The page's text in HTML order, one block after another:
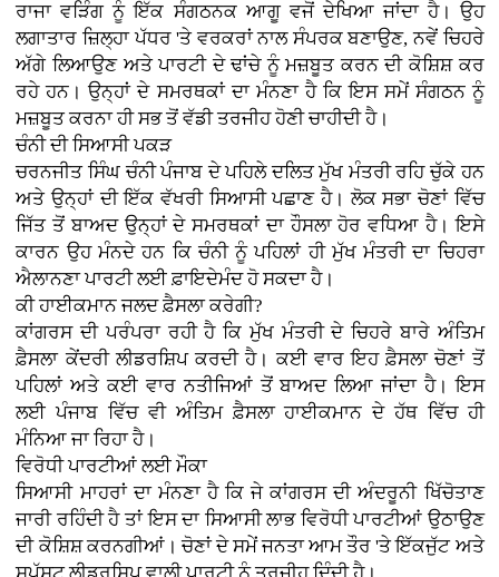
ਰਾਜਾ ਵੜਿੰਗ ਨੂੰ ਇੱਕ ਸੰਗਠਨਕ ਆਗੂ ਵਜੋਂ ਦੇਖਿਆ ਜਾਂਦਾ ਹੈ। ਉਹ
ਲਗਾਤਾਰ ਜ਼ਿਲ੍ਹਾ ਪੱਧਰ 'ਤੇ ਵਰਕਰਾਂ ਨਾਲ ਸੰਪਰਕ ਬਣਾਉਣ, ਨਵੇਂ ਚਿਹਰੇ
ਅੱਗੇ ਲਿਆਉਣ ਅਤੇ ਪਾਰਟੀ ਦੇ ਢਾਂਚੇ ਨੂੰ ਮਜ਼ਬੂਤ ਕਰਨ ਦੀ ਕੋਸ਼ਿਸ਼ ਕਰ
ਰਹੇ ਹਨ। ਉਨ੍ਹਾਂ ਦੇ ਸਮਰਥਕਾਂ ਦਾ ਮੰਨਣਾ ਹੈ ਕਿ ਇਸ ਸਮੇਂ ਸੰਗਠਨ ਨੂੰ
ਮਜ਼ਬੂਤ ਕਰਨਾ ਹੀ ਸਭ ਤੋਂ ਵੱਡੀ ਤਰਜੀਹ ਹੋਣੀ ਚਾਹੀਦੀ ਹੈ।
ਚੰਨੀ ਦੀ ਸਿਆਸੀ ਪਕੜ
ਚਰਨਜੀਤ ਸਿੰਘ ਚੰਨੀ ਪੰਜਾਬ ਦੇ ਪਹਿਲੇ ਦਲਿਤ ਮੁੱਖ ਮੰਤਰੀ ਰਹਿ ਚੁੱਕੇ ਹਨ
ਅਤੇ ਉਨ੍ਹਾਂ ਦੀ ਇੱਕ ਵੱਖਰੀ ਸਿਆਸੀ ਪਛਾਣ ਹੈ। ਲੋਕ ਸਭਾ ਚੋਣਾਂ ਵਿੱਚ
ਜਿੱਤ ਤੋਂ ਬਾਅਦ ਉਨ੍ਹਾਂ ਦੇ ਸਮਰਥਕਾਂ ਦਾ ਹੌਸਲਾ ਹੋਰ ਵਧਿਆ ਹੈ। ਇਸੇ
ਕਾਰਨ ਉਹ ਮੰਨਦੇ ਹਨ ਕਿ ਚੰਨੀ ਨੂੰ ਪਹਿਲਾਂ ਹੀ ਮੁੱਖ ਮੰਤਰੀ ਦਾ ਚਿਹਰਾ
ਐਲਾਨਣਾ ਪਾਰਟੀ ਲਈ ਫ਼ਾਇਦੇਮੰਦ ਹੋ ਸਕਦਾ ਹੈ।
ਕੀ ਹਾਈਕਮਾਨ ਜਲਦ ਫ਼ੈਸਲਾ ਕਰੇਗੀ?
ਕਾਂਗਰਸ ਦੀ ਪਰੰਪਰਾ ਰਹੀ ਹੈ ਕਿ ਮੁੱਖ ਮੰਤਰੀ ਦੇ ਚਿਹਰੇ ਬਾਰੇ ਅੰਤਿਮ
ਫ਼ੈਸਲਾ ਕੇਂਦਰੀ ਲੀਡਰਸ਼ਿਪ ਕਰਦੀ ਹੈ। ਕਈ ਵਾਰ ਇਹ ਫ਼ੈਸਲਾ ਚੋਣਾਂ ਤੋਂ
ਪਹਿਲਾਂ ਅਤੇ ਕਈ ਵਾਰ ਨਤੀਜਿਆਂ ਤੋਂ ਬਾਅਦ ਲਿਆ ਜਾਂਦਾ ਹੈ। ਇਸ
ਲਈ ਪੰਜਾਬ ਵਿੱਚ ਵੀ ਅੰਤਿਮ ਫ਼ੈਸਲਾ ਹਾਈਕਮਾਨ ਦੇ ਹੱਥ ਵਿੱਚ ਹੀ
ਮੰਨਿਆ ਜਾ ਰਿਹਾ ਹੈ।
ਵਿਰੋਧੀ ਪਾਰਟੀਆਂ ਲਈ ਮੌਕਾ
ਸਿਆਸੀ ਮਾਹਰਾਂ ਦਾ ਮੰਨਣਾ ਹੈ ਕਿ ਜੇ ਕਾਂਗਰਸ ਦੀ ਅੰਦਰੂਨੀ ਖਿੱਚੋਤਾਣ
ਜਾਰੀ ਰਹਿੰਦੀ ਹੈ ਤਾਂ ਇਸ ਦਾ ਸਿਆਸੀ ਲਾਭ ਵਿਰੋਧੀ ਪਾਰਟੀਆਂ ਉਠਾਉਣ
ਦੀ ਕੋਸ਼ਿਸ਼ ਕਰਨਗੀਆਂ। ਚੋਣਾਂ ਦੇ ਸਮੇਂ ਜਨਤਾ ਆਮ ਤੌਰ 'ਤੇ ਇੱਕਜੁੱਟ ਅਤੇ